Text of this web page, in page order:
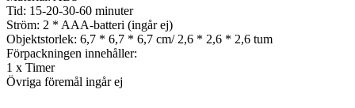
Tid: 15-20-30-60 minuter
Ström: 2 * AAA-batteri (ingår ej)
Objektstorlek: 6,7 * 6,7 * 6,7 cm/ 2,6 * 2,6 * 2,6 tum
Förpackningen innehåller:
1 x Timer
Övriga föremål ingår ej